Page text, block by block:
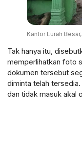
Kantor Lurah
Tak hanya itu,
memperlihatkan foto
dokumen tersebut
diminta telah
dan tidak masuk akal